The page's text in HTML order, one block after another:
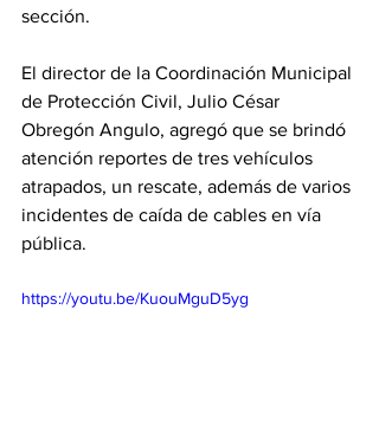
sección.
El director de la Coordinación Municipal
de Protección Civil, Julio César
Obregón Angulo, agregó que se brindó
atención reportes de tres vehículos
atrapados, un rescate, además de varios
incidentes de caída de cables en vía
pública.
https://youtu.be/KuouMguD5yg